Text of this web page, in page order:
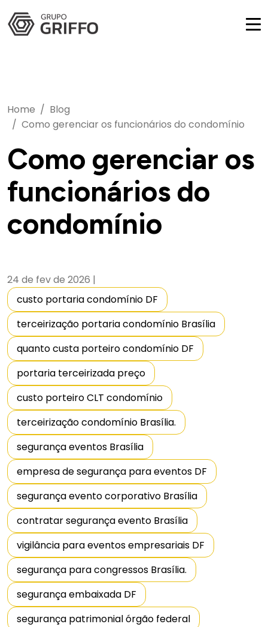
Home
Blog
Como gerenciar os funcionários do condomínio
Como gerenciar os
funcionários do
condomínio
custo portaria condomínio DF
terceirização portaria condomínio Brasília
quanto custa porteiro condomínio DF
portaria terceirizada preço
custo porteiro CLT condomínio
terceirização condomínio Brasília.
segurança eventos Brasília
empresa de segurança para eventos DF
segurança evento corporativo Brasília
contratar segurança evento Brasília
vigilância para eventos empresariais DF
segurança para congressos Brasília.
segurança embaixada DF
segurança patrimonial órgão federal
24 de fev de 2026 |